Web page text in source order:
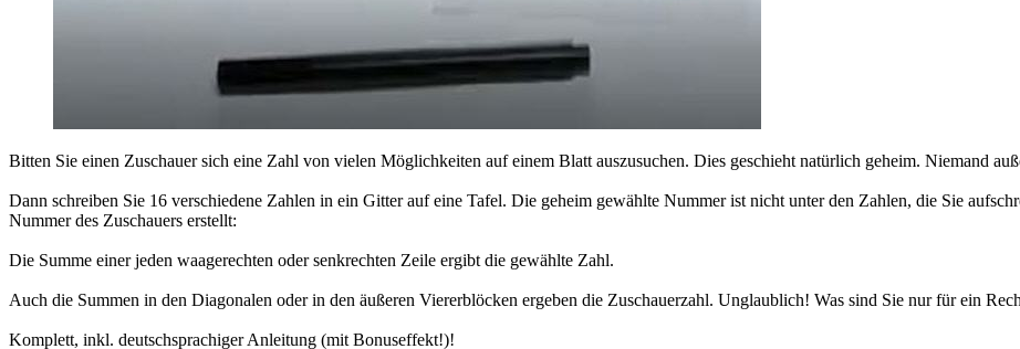
Bitten Sie einen Zuschauer sich eine Zahl von vielen Möglichkeiten auf einem Blatt auszusuchen. Dies geschieht natürlich geheim. Niemand
Dann schreiben Sie 16 verschiedene Zahlen in ein Gitter auf eine Tafel. Die geheim gewählte Nummer ist nicht unter den Zahlen, die Sie
Nummer des Zuschauers erstellt:
Die Summe einer jeden waagerechten oder senkrechten Zeile ergibt die gewählte Zahl.
Auch die Summen in den Diagonalen oder in den äußeren Viererblöcken ergeben die Zuschauerzahl. Unglaublich! Was sind Sie nur für ein
Komplett, inkl. deutschsprachiger Anleitung (mit Bonuseffekt!)!